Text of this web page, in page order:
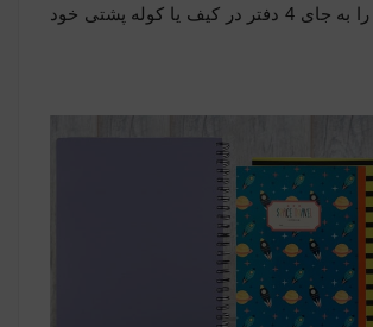
کنید و یک دفتر را به جای 4 دفتر در کیف یا کوله پشتی خود